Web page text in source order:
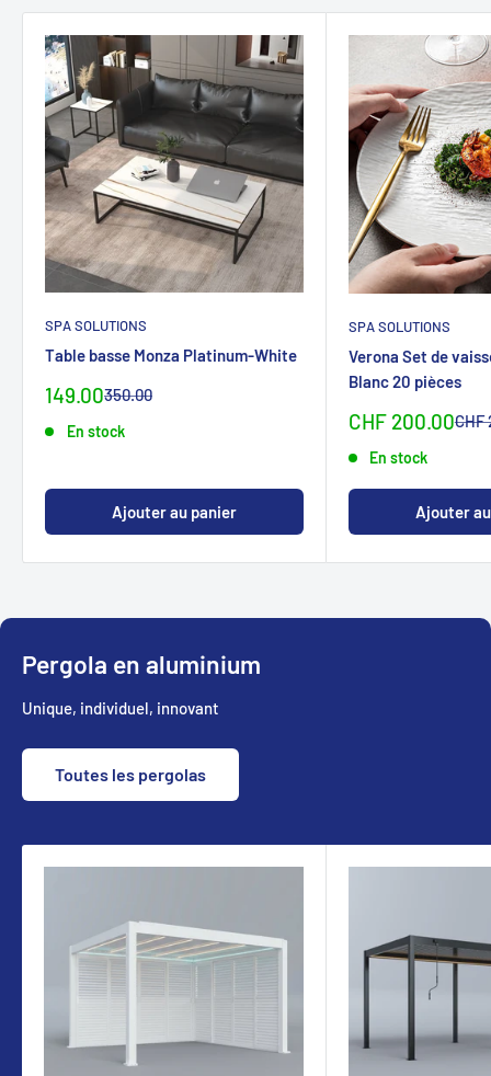
SPA SOLUTIONS
Table basse Monza Platinum-White
Prix
149.00Prix
350.00
En stock
Ajouter au panier
SPA SOLUTIONS
Verona Set de
Blanc 20 pièces
Sonderpreis
CHF 200.00CHF
En stock
Ajouter
Pergola en aluminium
Unique, individuel, innovant
Toutes les pergolas